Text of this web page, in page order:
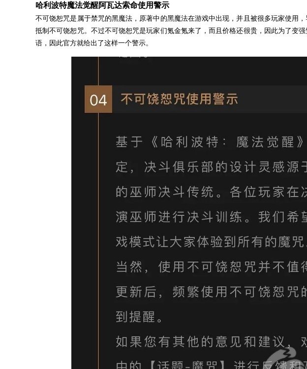
哈利波特魔法觉醒阿瓦达索命使用警示
不可饶恕咒是属于禁咒的黑魔法，原著中的黑魔法在游戏中出现，并且被很多玩家使用
抵制不可饶恕咒。不过不可饶恕咒是玩家们氪金氪来了，而且价格还很贵，因此为了变
语，因此官方就给出了这样一个警示。